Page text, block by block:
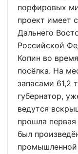
порфировых
проект имеет
Дальнего
Российской
Копин во
посёлка. На
запасами 61,2
губернатор,
ведутся
прошла первая
был
промышленной